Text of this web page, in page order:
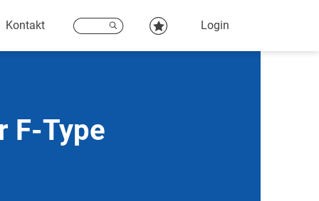
Kontakt Login
F-Type